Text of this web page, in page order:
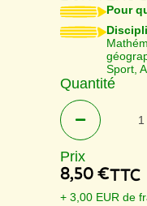
Pour
Sport,
Quantité
Prix
8,50€TTC
+ 3,00 EUR de